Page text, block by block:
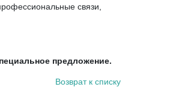
связи,
предложение.
Возврат к списку